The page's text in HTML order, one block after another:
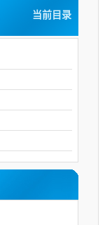
当前目录